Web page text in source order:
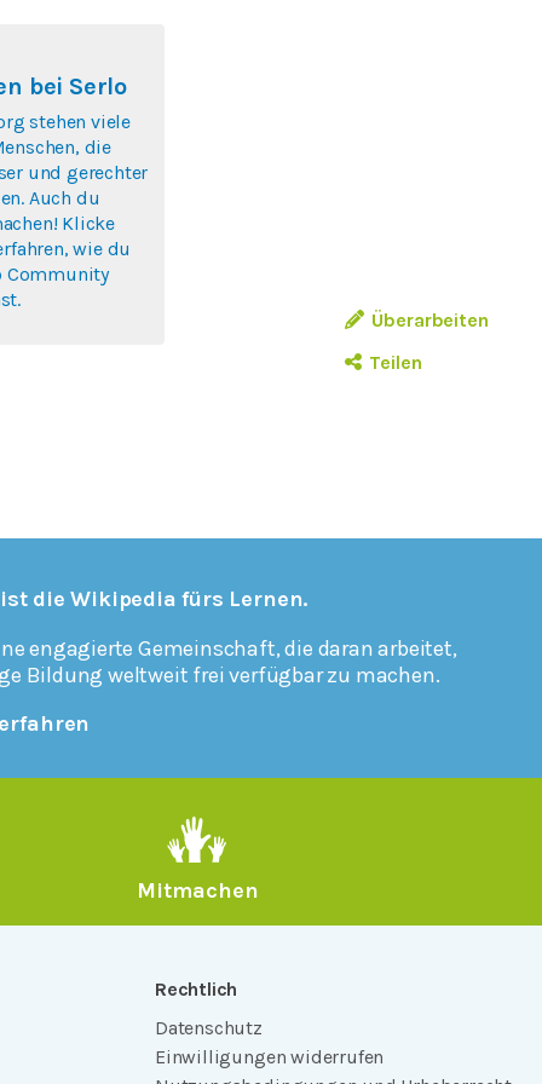
Überarbeiten
Teilen
bei Serlo
stehen viele
die
und gerechter
Auch du
Klicke
wie du
Community
die Wikipedia fürs Lernen.
engagierte Gemeinschaft, die daran arbeitet,
Bildung weltweit frei verfügbar zu machen.
Mitmachen
Rechtlich
Datenschutz
Einwilligungen widerrufen